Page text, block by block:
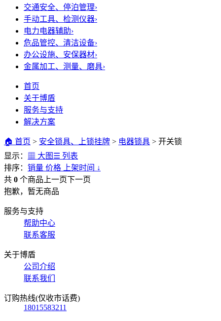
交通安全、停泊管理›
手动工具、检测仪器›
电力电器辅助›
危品管控、清洁设备›
办公设施、安保器材›
金属加工、测量、磨具›
首页
关于博盾
服务与支持
解决方案
🏠 首页 > 安全锁具、上锁挂牌 > 电器锁具 > 开关锁
显示：
▦ 大图 ☰ 列表
排序： 销量 价格 上架时间 ↓
共 0 个商品 上一页下一页
抱歉，暂无商品
服务与支持
帮助中心
联系客服
关于博盾
公司介绍
联系我们
订购热线(仅收市话费)
18015583211